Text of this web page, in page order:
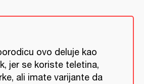
ovo deluje kao
jer se koriste teletina,
ali imate varijante da